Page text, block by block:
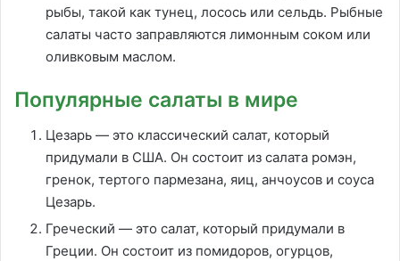
рыбы, такой как тунец, лосось или сельдь. Рыбные
салаты часто заправляются лимонным соком или
оливковым маслом.
Популярные салаты в мире
Цезарь — это классический салат, который
придумали в США. Он состоит из салата ромэн,
гренок, тертого пармезана, яиц, анчоусов и соуса
Цезарь.
Греческий — это салат, который придумали в
Греции. Он состоит из помидоров, огурцов,